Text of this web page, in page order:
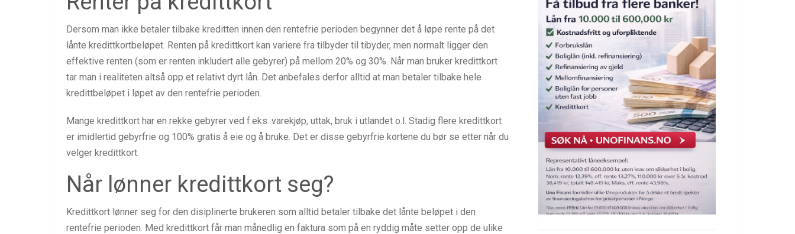
Dersom man ikke betaler tilbake kreditten innen den rentefrie perioden begynner det å løpe rente på det
lånte kredittkortbeløpet. Renten på kredittkort kan variere fra tilbyder til tibyder, men normalt ligger den
effektive renten (som er renten inkludert alle gebyrer) på mellom 20% og 30%. Når man bruker kredittkort
tar man i realiteten altså opp et relativt dyrt lån. Det anbefales derfor alltid at man betaler tilbake hele
kredittbeløpet i løpet av den rentefrie perioden.
Mange kredittkort har en rekke gebyrer ved f.eks. varekjøp, uttak, bruk i utlandet o.l. Stadig flere kredittkort
er imidlertid gebyrfrie og 100% gratis å eie og å bruke. Det er disse gebyrfrie kortene du bør se etter når du
velger kredittkort.
Når lønner kredittkort seg?
Kredittkort lønner seg for den disiplinerte brukeren som alltid betaler tilbake det lånte beløpet i den
rentefrie perioden. Med kredittkort får man månedlig en faktura som på en ryddig måte setter opp de ulike